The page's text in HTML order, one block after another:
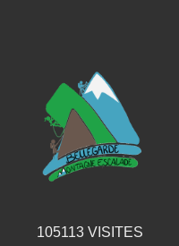
105113VISITES